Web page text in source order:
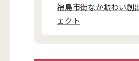
福島市街なか賑わい創
ェクト